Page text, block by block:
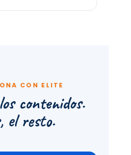
CON ELITE
contenidos.
el resto.